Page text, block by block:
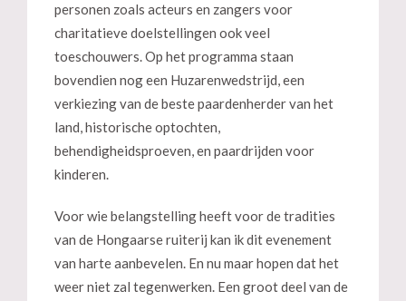
personen zoals acteurs en zangers voor
charitatieve doelstellingen ook veel
toeschouwers. Op het programma staan
bovendien nog een Huzarenwedstrijd, een
verkiezing van de beste paardenherder van het
land, historische optochten,
behendigheidsproeven, en paardrijden voor
kinderen.
Voor wie belangstelling heeft voor de tradities
van de Hongaarse ruiterij kan ik dit evenement
van harte aanbevelen. En nu maar hopen dat het
weer niet zal tegenwerken. Een groot deel van de